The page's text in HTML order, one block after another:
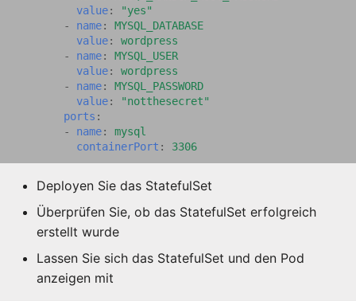
value:
"yes"
-
name:
MYSQL_DATABASE
value:
wordpress
-
name:
MYSQL_USER
value:
wordpress
-
name:
MYSQL_PASSWORD
value:
"notthesecret"
ports :
-
name:
mysql
containerPort : 3306
Deployen Sie das StatefulSet
Überprüfen Sie, ob das StatefulSet erfolgreich
erstellt wurde
Lassen Sie sich das StatefulSet und den Pod
anzeigen mit